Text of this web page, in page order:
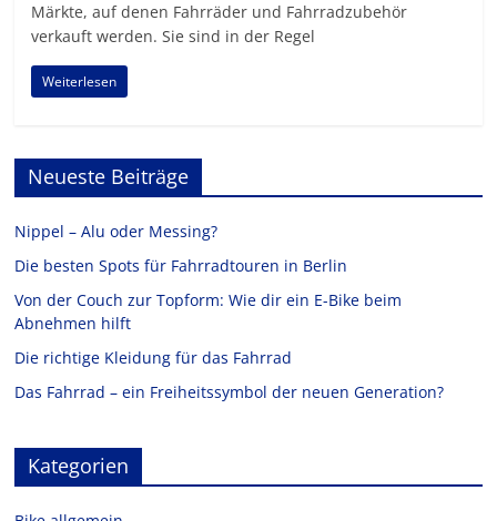
Märkte, auf denen Fahrräder und Fahrradzubehör
verkauft werden. Sie sind in der Regel
Weiterlesen
Neueste Beiträge
Nippel – Alu oder Messing?
Die besten Spots für Fahrradtouren in Berlin
Von der Couch zur Topform: Wie dir ein E-Bike beim
Abnehmen hilft
Die richtige Kleidung für das Fahrrad
Das Fahrrad – ein Freiheitssymbol der neuen Generation?
Kategorien